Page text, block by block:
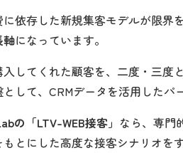
依存した新規集客モデルが限界
軸になっています。
入してくれた顧客を、二度・三度
として、CRMデータを活用したパ
の「LTV-WEB接客」 なら、専門
もとにした高度な接客シナリオを